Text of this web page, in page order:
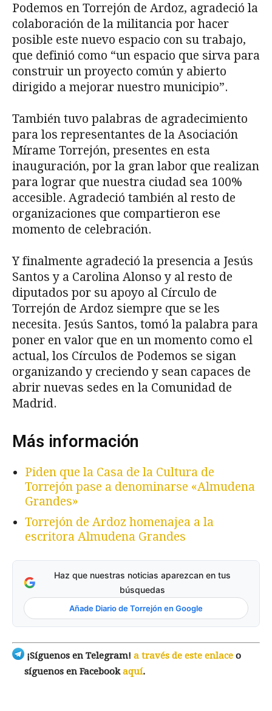
Podemos en Torrejón de Ardoz, agradeció la
colaboración de la militancia por hacer
posible este nuevo espacio con su trabajo,
que definió como “un espacio que sirva para
construir un proyecto común y abierto
dirigido a mejorar nuestro municipio”.
También tuvo palabras de agradecimiento
para los representantes de la Asociación
Mírame Torrejón, presentes en esta
inauguración, por la gran labor que realizan
para lograr que nuestra ciudad sea 100%
accesible. Agradeció también al resto de
organizaciones que compartieron ese
momento de celebración.
Y finalmente agradeció la presencia a Jesús
Santos y a Carolina Alonso y al resto de
diputados por su apoyo al Círculo de
Torrejón de Ardoz siempre que se les
necesita. Jesús Santos, tomó la palabra para
poner en valor que en un momento como el
actual, los Círculos de Podemos se sigan
organizando y creciendo y sean capaces de
abrir nuevas sedes en la Comunidad de
Madrid.
Más información
Piden que la Casa de la Cultura de
Torrejón pase a denominarse «Almudena
Grandes»
Torrejón de Ardoz homenajea a la
escritora Almudena Grandes
Haz que nuestras noticias aparezcan en tus
búsquedas
Añade Diario de Torrejón en Google
¡Síguenos en Telegram! a través de este enlace o
síguenos en Facebookaquí.